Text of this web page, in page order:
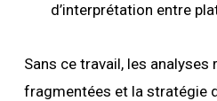
d’interprétation entre
Sans ce travail, les analyses
fragmentées et la stratégie